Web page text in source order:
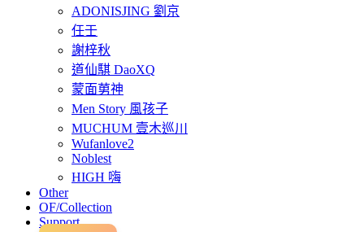
ADONISJING 劉京
任壬
謝梓秋
道仙騏 DaoXQ
蒙面莮神
Men Story 風孩子
MUCHUM 壹木巡川
Wufanlove2
Noblest
HIGH 嗨
Other
OF/Collection
Support